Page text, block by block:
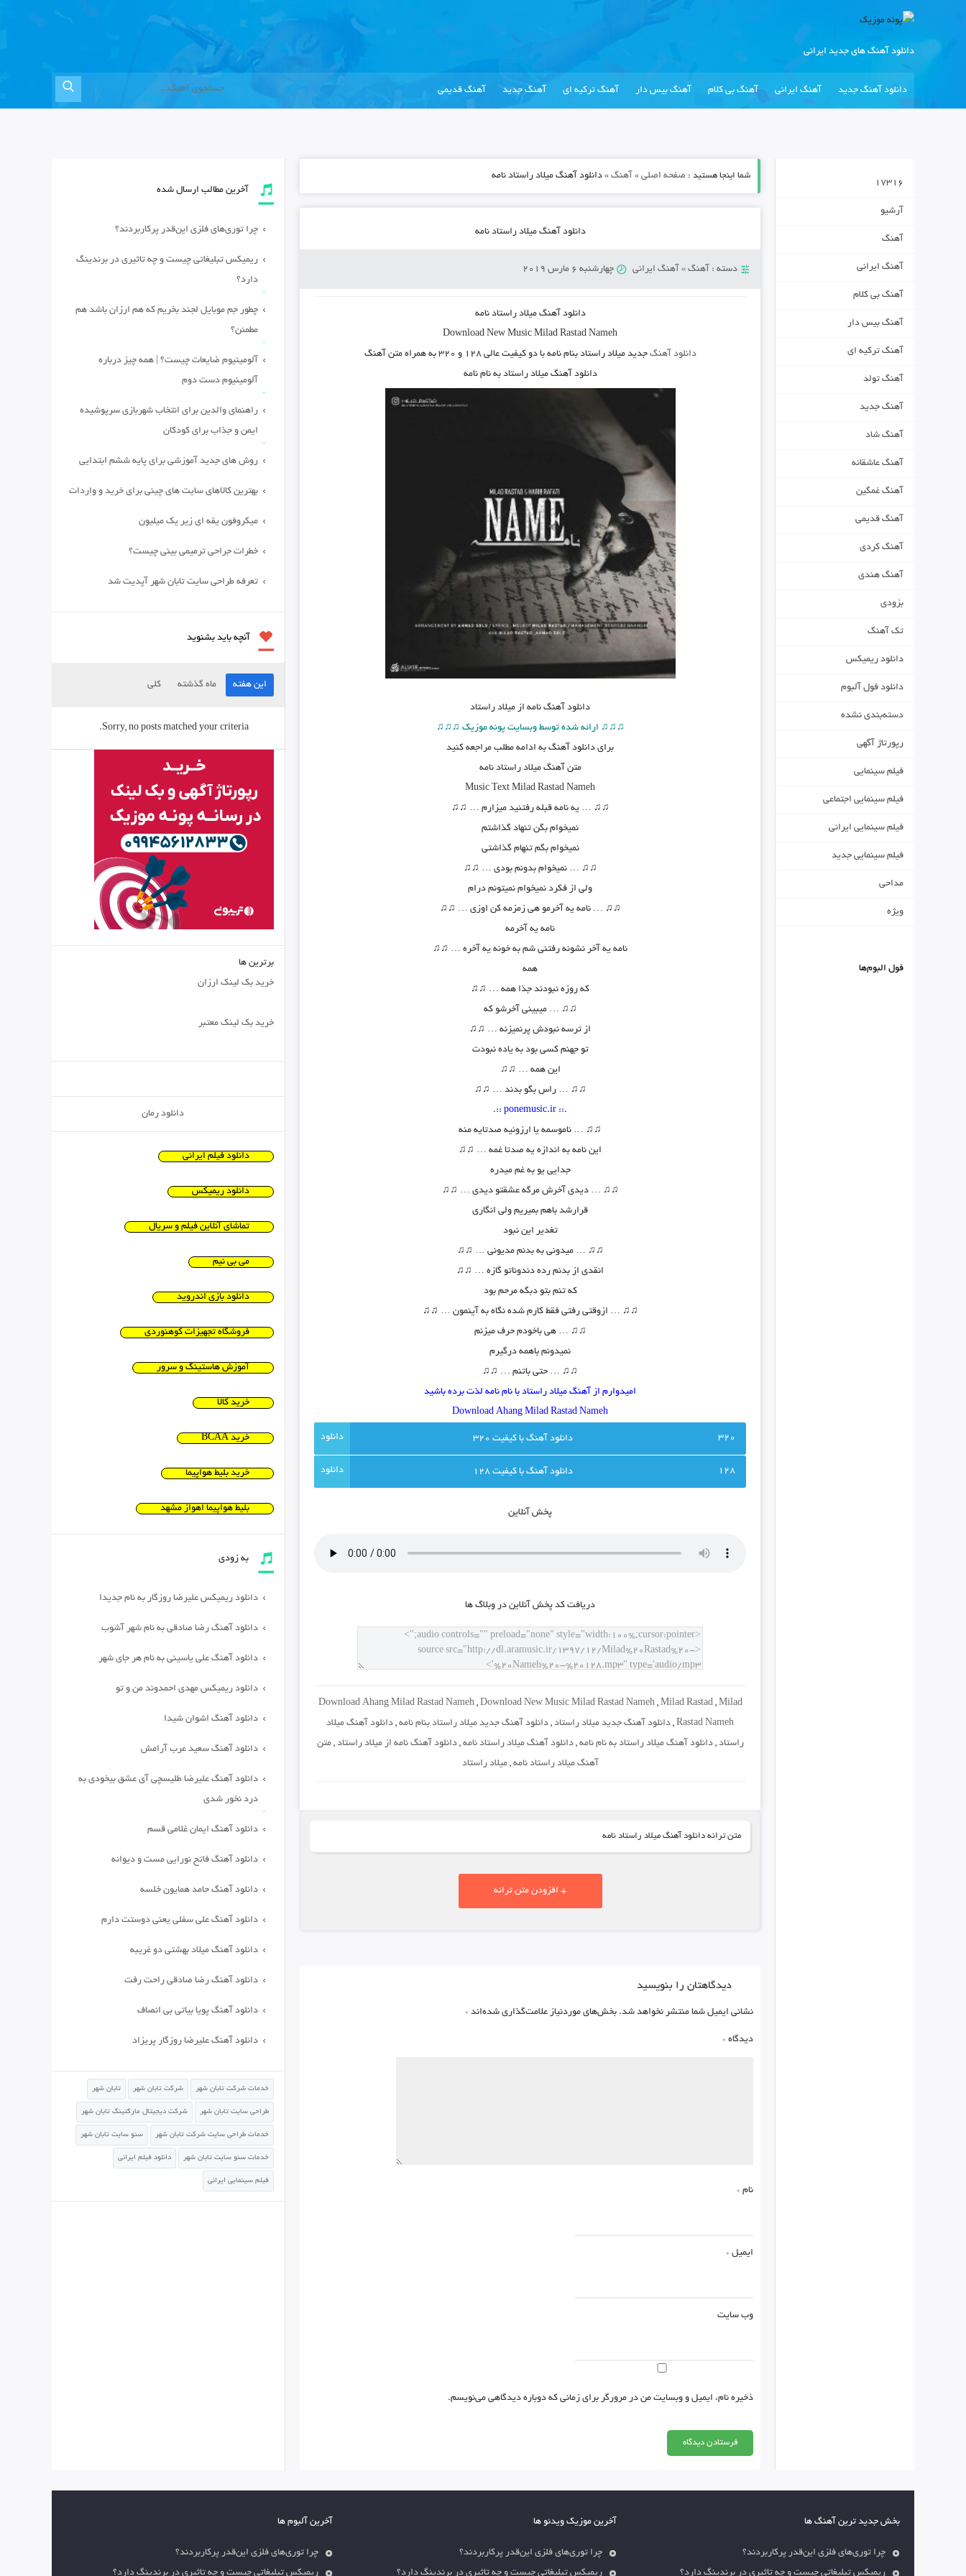
دانلود آهنگ های جدید ایرانی
دانلود آهنگ جدید آهنگ ایرانی آهنگ بی کلام آهنگ بیس دار آهنگ ترکیه ای آهنگ جدید آهنگ قدیمی
شما اینجا هستید : صفحه اصلی» آهنگ» دانلود آهنگ میلاد راستاد نامه
دانلود آهنگ میلاد راستاد نامه
دسته : آهنگ» آهنگ ایرانی چهارشنبه 6 مارس 2019
دانلود آهنگ میلاد راستاد نامه
Download New MusicMilad Rastad Nameh
دانلود آهنگ جدید میلاد راستاد بنام نامهبا دو کیفیت عالی ۱۲۸ و ۳۲۰ به همراه متن آهنگ
دانلود آهنگ میلاد راستاد به نام نامه
دانلود آهنگنامه از میلاد راستاد
♫♫♫ ارائه شده توسط وبسایت پونه موزیک ♫♫♫
برای دانلود آهنگ به ادامه مطلب مراجعه کنید
متن آهنگ میلاد راستاد نامه
Music TextMilad Rastad Nameh
♫
♫ … یه نامه قبله رفتنید میزارم … ♫♫
نمیخوام بگن تنهاد گذاشتم
نمیخوام بگم تنهام گذاشتی
♫
♫ … نمیخوام بدونم بودی … ♫♫
ولی از فکرد نمیخوام نمیتونم درام
♫
♫ … نامه یه آخرمو هی زمزمه کن اوزی … ♫♫
نامه یه آخرمه
نامه یه آخر نشونه رفتنی شم به خونه یه آخره … ♫♫
همه
که روزه نبودند جذا همه … ♫♫
♫
♫ … میبینی آخرشو که
از ترسه نبودش پرنمیزنه … ♫♫
تو جهنم کسی بود به یاده نبودت
این همه … ♫♫
♫
♫ … راس بگو بدند … ♫♫
.:: ponemusic.ir ::.
♫
♫ … ناموسمه یا ارزونیه صدتایه منه
این نامه به اندازه یه صدتا غمه … ♫♫
جدایی یو به غم میدره
♫
♫ … دیدی آخرش مرگه عشقتو دیدی … ♫♫
قرارشد باهم بمیریم ولی انگاری
تغدیر این نبود
♫
♫ … میدونی به بدنم مدیونی … ♫♫
انقدی از بدنم رده دندوناتو گازه … ♫♫
که تنم بتو دبگه مرحم بود
♫
♫ … ازوقتی رفتی فقط کارم شده نگاه به آینمون … ♫♫
♫
♫ … هی باخودم حرف میزنم
نمیدونم باهمه درگیرم
♫
♫ … حتی باتنم … ♫♫
امیدوارم از آهنگ میلاد راستاد با نام نامه لذت برده باشید
Download Ahang Milad Rastad Nameh
320 دانلود آهنگ با کيفيت 320
128 دانلود آهنگ با کيفيت 128
پخش آنلاين
دريافت کد پخش آنلاين در وبلاگ ها
Download Ahang Milad Rastad Nameh, Download New Music Milad Rastad Nameh, Milad Rastad, Milad
Rastad Nameh
, دانلود آهنگ جدید میلاد راستاد, دانلود آهنگ جدید میلاد راستاد بنام نامه, دانلود آهنگ میلاد
راستاد ,دانلود آهنگ میلاد راستاد به نام نامه ,دانلود آهنگ میلاد راستاد نامه ,دانلود آهنگ نامه از میلاد راستاد ,متن
آهنگ میلاد راستاد نامه ,میلاد راستاد
متن ترانه دانلود آهنگ میلاد راستاد نامه
+ افزودن متن ترانه
دیدگاهتان را بنویسید
نشانی ایمیل شما منتشر نخواهد شد. بخش‌های موردنیاز علامت‌گذاری شده‌اند *
دیدگاه *
نام *
ایمیل *
وب‌ سایت
ذخیره نام، ایمیل و وبسایت من در مرورگر برای زمانی که دوباره دیدگاهی می‌نویسم.
17316
آرشیو
آهنگ
آهنگ ایرانی
آهنگ بی کلام
آهنگ بیس دار
آهنگ ترکیه ای
آهنگ تولد
آهنگ جدید
آهنگ شاد
آهنگ عاشقانه
آهنگ غمگین
آهنگ قدیمی
آهنگ کردی
آهنگ هندی
بزودی
تک آهنگ
دانلود ریمیکس
دانلود فول آلبوم
دسته‌بندی نشده
رپورتاژ آگهی
فیلم سینمایی
فیلم سینمایی اجتماعی
فیلم سینمایی ایرانی
فیلم سینمایی جدید
مداحی
ویژه
فول البوم‌ها
آخرین مطالب ارسال شده
چرا توری‌های فلزی این‌قدر پرکاربردند؟
ریمیکس تبلیغاتی چیست و چه تاثیری در برندینگ
دارد؟
چطور جم موبایل لجند بخریم که هم ارزان باشد هم
مطمئن؟
آلومینیوم ضایعات چیست؟ | همه چیز درباره
آلومینیوم دست دوم
راهنمای والدین برای انتخاب شهربازی سرپوشیده
ایمن و جذاب برای کودکان
روش های جدید آموزشی برای پایه ششم ابتدایی
بهترین کالاهای سایت های چینی برای خرید و واردات
میکروفون یقه ای زیر یک میلیون
خطرات جراحی ترمیمی بینی چیست؟
تعرفه طراحی سایت تابان شهر آپدیت شد
آنچه باید بشنوید
این هفته ماه گذشته کلی
Sorry, no posts matched your criteria.
برترین ها
خرید بک لینک ارزان
خرید بک لینک معتبر
دانلود رمان
دانلود فیلم ایرانی
دانلود ریمیکس
تماشای آنلاین فیلم و سریال
می بی نیم
دانلود بازی اندروید
فروشگاه تجهیزات کوهنوردی
آموزش هاستینگ و سرور
خرید کالا
خرید BCAA
خرید بلیط هواپیما
بلیط هواپیما اهواز مشهد
به زودی
دانلود ریمیکس علیرضا روزگار به نام جدیدا
دانلود آهنگ رضا صادقی به نام شهر آشوب
دانلود آهنگ علی یاسینی به نام هر جای شهر
دانلود ریمیکس مهدی احمدوند من و تو
دانلود آهنگ اشوان شیدا
دانلود آهنگ سعید عرب آرامش
دانلود آهنگ علیرضا طلیسچی آی عشق بیخودی به
درد نخور شدی
دانلود آهنگ ایمان غلامی قسم
دانلود آهنگ فاتح نورایی مست و دیوانه
دانلود آهنگ حامد همایون خلسه
دانلود آهنگ علی سفلی یعنی دوستت دارم
دانلود آهنگ میلاد بهشتی دو غریبه
دانلود آهنگ رضا صادقی راحت رفت
دانلود آهنگ پویا بیاتی بی انصاف
دانلود آهنگ علیرضا روزگار پریزاد
خدمات شرکت تابان شهر شرکت تابان شهر تابان شهر
طراحی سایت تابان شهر شرکت دیجیتال مارکتینگ تابان شهر
خدمات طراحی سایت شرکت تابان شهر سئو سایت تابان شهر
خدمات سئو سایت تابان شهر دانلود فیلم ایرانی
فیلم سینمایی ایرانی
بخش جدید ترین آهنگ ها
چرا توری‌های فلزی این‌قدر پرکاربردند؟
ریمیکس تبلیغاتی چیست و چه تاثیری در برندینگ دارد؟
آخرین موزیک ویدئو ها
چرا توری‌های فلزی این‌قدر پرکاربردند؟
ریمیکس تبلیغاتی چیست و چه تاثیری در برندینگ دارد؟
آخرین آلبوم ها
چرا توری‌های فلزی این‌قدر پرکاربردند؟
ریمیکس تبلیغاتی چیست و چه تاثیری در برندینگ دارد؟